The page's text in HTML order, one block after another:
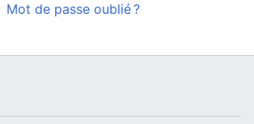
Mot de passe oublié ?